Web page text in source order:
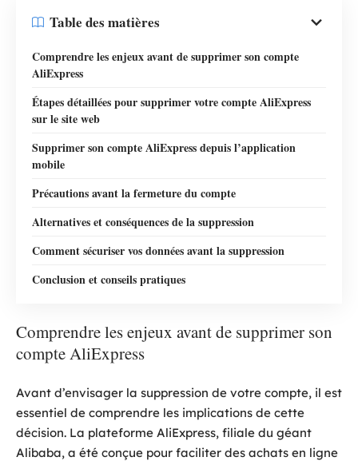
Table des matières
Comprendre les enjeux avant de supprimer son compte
AliExpress
Étapes détaillées pour supprimer votre compte AliExpress
sur le site web
Supprimer son compte AliExpress depuis l’application
mobile
Précautions avant la fermeture du compte
Alternatives et conséquences de la suppression
Comment sécuriser vos données avant la suppression
Conclusion et conseils pratiques
Comprendre les enjeux avant de supprimer son
compte AliExpress
Avant d’envisager la suppression de votre compte, il est
essentiel de comprendre les implications de cette
décision. La plateforme AliExpress, filiale du géant
Alibaba, a été conçue pour faciliter des achats en ligne